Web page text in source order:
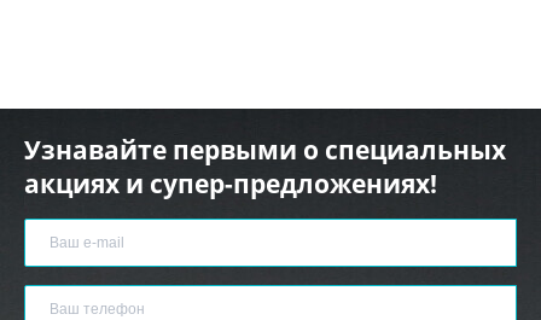
Узнавайте первыми о специальных
акциях и супер-предложениях!